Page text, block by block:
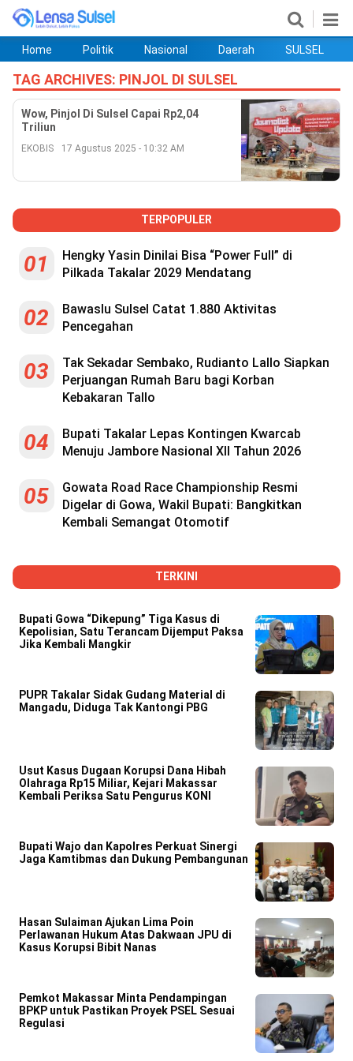
Home
Politik
Nasional
Daerah
SULSEL
Ekobis
Hukum
PENDIDIKAN
Olahraga
HIBURAN
Opini
lensasulsel.com
Home Politik Nasional Daerah SULSEL
TAG ARCHIVES: PINJOL DI SULSEL
Wow, Pinjol Di Sulsel Capai Rp2,04
Triliun
EKOBIS 17 Agustus 2025 - 10:32 AM
TERPOPULER
01
Hengky Yasin Dinilai Bisa “Power Full” di
Pilkada Takalar 2029 Mendatang
02
Bawaslu Sulsel Catat 1.880 Aktivitas
Pencegahan
03
Tak Sekadar Sembako, Rudianto Lallo Siapkan
Perjuangan Rumah Baru bagi Korban
Kebakaran Tallo
04
Bupati Takalar Lepas Kontingen Kwarcab
Menuju Jambore Nasional XII Tahun 2026
05
Gowata Road Race Championship Resmi
Digelar di Gowa, Wakil Bupati: Bangkitkan
Kembali Semangat Otomotif
TERKINI
Bupati Gowa “Dikepung” Tiga Kasus di
Kepolisian, Satu Terancam Dijemput Paksa
Jika Kembali Mangkir
PUPR Takalar Sidak Gudang Material di
Mangadu, Diduga Tak Kantongi PBG
Usut Kasus Dugaan Korupsi Dana Hibah
Olahraga Rp15 Miliar, Kejari Makassar
Kembali Periksa Satu Pengurus KONI
Bupati Wajo dan Kapolres Perkuat Sinergi
Jaga Kamtibmas dan Dukung Pembangunan
Hasan Sulaiman Ajukan Lima Poin
Perlawanan Hukum Atas Dakwaan JPU di
Kasus Korupsi Bibit Nanas
Pemkot Makassar Minta Pendampingan
BPKP untuk Pastikan Proyek PSEL Sesuai
Regulasi